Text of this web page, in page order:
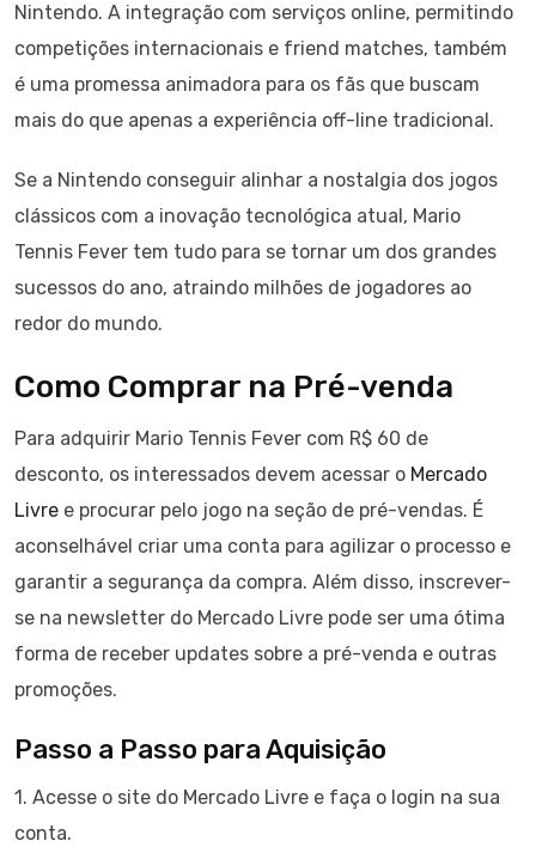
Nintendo. A integração com serviços online, permitindo
competições internacionais e friend matches, também
é uma promessa animadora para os fãs que buscam
mais do que apenas a experiência off-line tradicional.
Se a Nintendo conseguir alinhar a nostalgia dos jogos
clássicos com a inovação tecnológica atual, Mario
Tennis Fever tem tudo para se tornar um dos grandes
sucessos do ano, atraindo milhões de jogadores ao
redor do mundo.
Como Comprar na Pré-venda
Para adquirir Mario Tennis Fever com R$ 60 de
desconto, os interessados devem acessar o Mercado
Livre e procurar pelo jogo na seção de pré-vendas. É
aconselhável criar uma conta para agilizar o processo e
garantir a segurança da compra. Além disso, inscrever-
se na newsletter do Mercado Livre pode ser uma ótima
forma de receber updates sobre a pré-venda e outras
promoções.
Passo a Passo para Aquisição
1. Acesse o site do Mercado Livre e faça o login na sua
conta.